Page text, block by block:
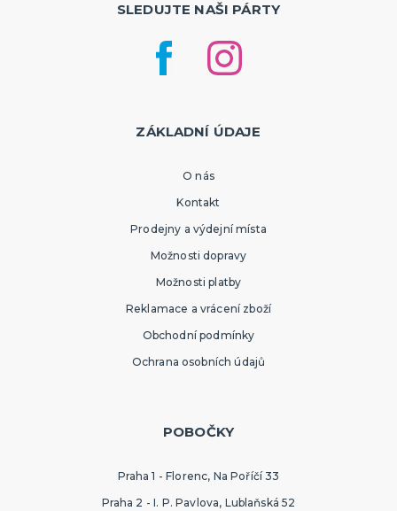
SLEDUJTE NAŠI PÁRTY
ZÁKLADNÍ ÚDAJE
O nás
Kontakt
Prodejny a výdejní místa
Možnosti dopravy
Možnosti platby
Reklamace a vrácení zboží
Obchodní podmínky
Ochrana osobních údajů
POBOČKY
Praha 1 - Florenc, Na Poříčí 33
Praha 2 - I. P. Pavlova, Lublaňská 52